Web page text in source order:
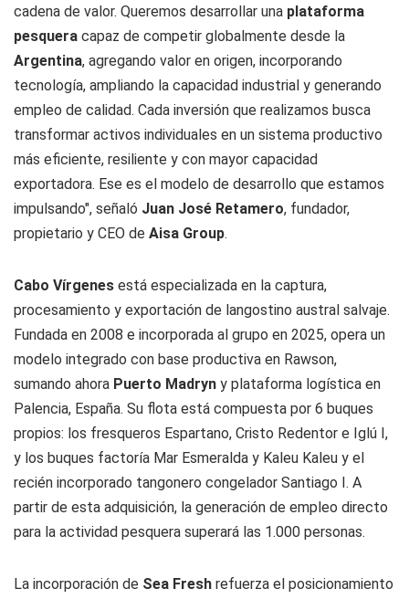
cadena de valor. Queremos desarrollar una plataforma
pesquera capaz de competir globalmente desde la
Argentina, agregando valor en origen, incorporando
tecnología, ampliando la capacidad industrial y generando
empleo de calidad. Cada inversión que realizamos busca
transformar activos individuales en un sistema productivo
más eficiente, resiliente y con mayor capacidad
exportadora. Ese es el modelo de desarrollo que estamos
impulsando", señaló Juan José Retamero, fundador,
propietario y CEO de Aisa Group.
Cabo Vírgenes está especializada en la captura,
procesamiento y exportación de langostino austral salvaje.
Fundada en 2008 e incorporada al grupo en 2025, opera un
modelo integrado con base productiva en Rawson,
sumando ahora Puerto Madryn y plataforma logística en
Palencia, España. Su flota está compuesta por 6 buques
propios: los fresqueros Espartano, Cristo Redentor e Iglú I,
y los buques factoría Mar Esmeralda y Kaleu Kaleu y el
recién incorporado tangonero congelador Santiago I. A
partir de esta adquisición, la generación de empleo directo
para la actividad pesquera superará las 1.000 personas.
La incorporación de Sea Fresh refuerza el posicionamiento